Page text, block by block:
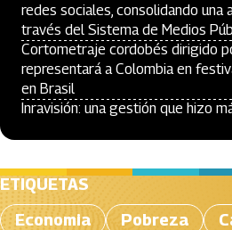
redes sociales, consolidando una
través del Sistema de Medios
Cortometraje cordobés dirigido
representará a Colombia en
en Brasil
Inravisión: una gestión que hizo
ETIQUETAS
Economia
Pobreza